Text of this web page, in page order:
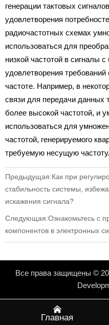
генерации тактовых
удовлетворения
радиочастотных схемах
использоваться для
низкой частотой в сигналы
удовлетворения
частоте. Например, в
связи для передачи данных
более высокой частотой, и
использоваться для
частотой, генерируемого
требуемую несущую частоту.
Предыдущая:Как при
стабильность системы,
искажения сигнала?
Следующая:Ознакомьтесь с
компонентов в электронных
Все права защищены ©

Главная